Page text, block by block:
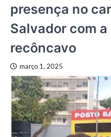
presença no
Salvador com
recôncavo
março 1, 2025